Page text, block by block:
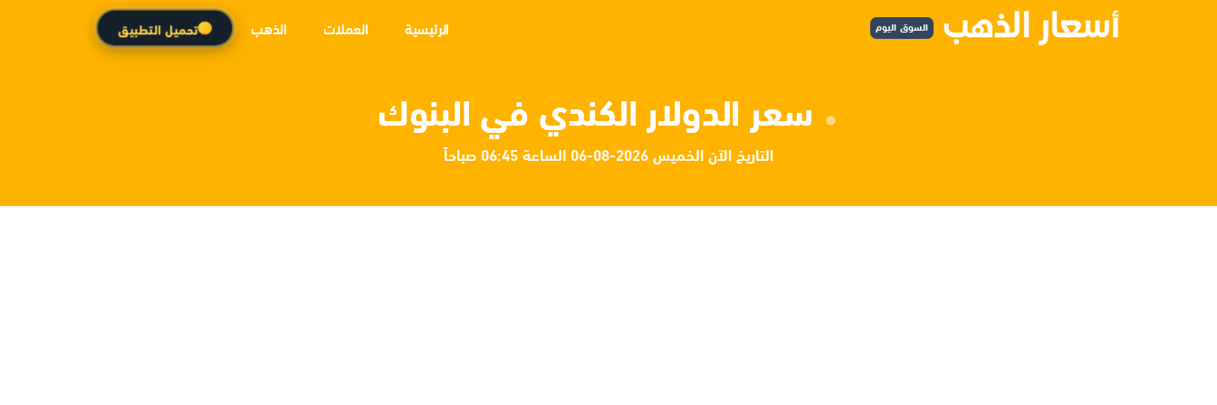
السوق اليوم الرئيسية العملات الذهب تحميل التطبيق
سعر الدولار الكندي في البنوك
التاريخ الآن الخميس 2026-08-06 الساعة 06:45 صباحاً